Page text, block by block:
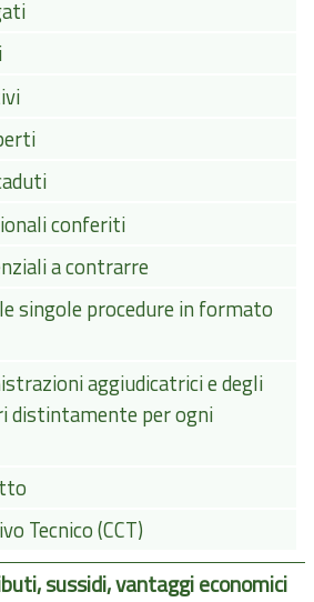
conferiti
a contrarre
singole procedure in formato
aggiudicatrici e degli
distintamente per ogni
Tecnico (CCT)
sussidi, vantaggi economici